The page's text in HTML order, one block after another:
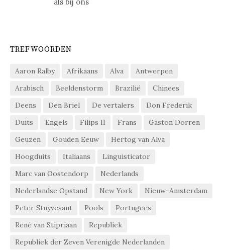
TREFWOORDEN
Aaron Ralby Afrikaans Alva
Antwerpen
Arabisch
Beeldenstorm Brazilië
Chinees
Deens
Den Briel De vertalers
Don Frederik
Duits
Engels Filips II Frans
Gaston Dorren
Geuzen
Gouden Eeuw
Hertog van Alva
Hoogduits
Italiaans
Linguisticator
Marc van Oostendorp
Nederlands
Nederlandse Opstand
New York
Nieuw-Amsterdam
Peter Stuyvesant
Pools
Portugees
René van Stipriaan
Republiek
Republiek der Zeven Verenigde Nederlanden